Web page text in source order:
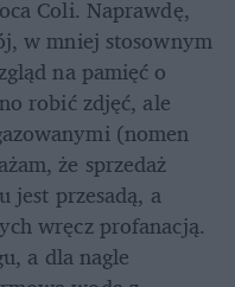
Coli. Naprawdę,
w mniej stosownym
na pamięć o
robić zdjęć, ale
(nomen
że sprzedaż
jest przesadą, a
wręcz profanacją.
a dla nagle